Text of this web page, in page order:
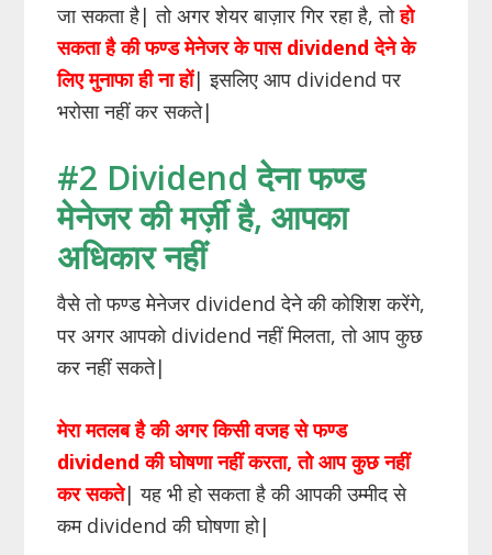
जा सकता है| तो अगर शेयर बाज़ार गिर रहा है, तोहो
सकता है की फण्ड मेनेजर के पास dividend देने के
लिए मुनाफा ही ना हों| इसलिए आप dividend पर
भरोसा नहीं कर सकते|
#2 Dividend देना फण्ड
मेनेजर की मर्ज़ी है, आपका
अधिकार नहीं
वैसे तो फण्ड मेनेजर dividend देने की कोशिश करेंगे,
पर अगर आपको dividend नहीं मिलता, तो आप कुछ
कर नहीं सकते|
मेरा मतलब है की अगर किसी वजह से फण्ड
dividend की घोषणा नहीं करता, तो आप कुछ नहीं
कर सकते| यह भी हो सकता है की आपकी उम्मीद से
कम dividend की घोषणा हो|